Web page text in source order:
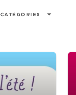
CATÉGORIES arrow_drop_down